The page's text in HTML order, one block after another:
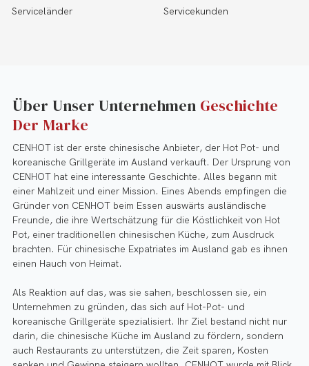
Serviceländer Servicekunden
Über Unser Unternehmen Geschichte
Der Marke
CENHOT ist der erste chinesische Anbieter, der Hot Pot- und
koreanische Grillgeräte im Ausland verkauft. Der Ursprung von
CENHOT hat eine interessante Geschichte. Alles begann mit
einer Mahlzeit und einer Mission. Eines Abends empfingen die
Gründer von CENHOT beim Essen auswärts ausländische
Freunde, die ihre Wertschätzung für die Köstlichkeit von Hot
Pot, einer traditionellen chinesischen Küche, zum Ausdruck
brachten. Für chinesische Expatriates im Ausland gab es ihnen
einen Hauch von Heimat.
Als Reaktion auf das, was sie sahen, beschlossen sie, ein
Unternehmen zu gründen, das sich auf Hot-Pot- und
koreanische Grillgeräte spezialisiert. Ihr Ziel bestand nicht nur
darin, die chinesische Küche im Ausland zu fördern, sondern
auch Restaurants zu unterstützen, die Zeit sparen, Kosten